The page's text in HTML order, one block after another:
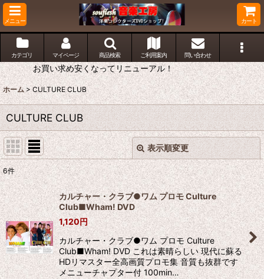
メニュー カート
カテゴリ マイページ 商品検索 ご利用案内 問い合わせ
お買い求め安くなってリニューアル！
ホーム > CULTURE CLUB
CULTURE CLUB
表示順変更
表示数:
並び順:
絞り込む
閉じる
6件
カルチャー・クラブ●ワム プロモ Culture
Club■Wham! DVD
1,120円
カルチャー・クラブ●ワム プロモ Culture
Club■Wham! DVD これは素晴らしい 現代に蘇る
HDリマスター全高画質プロモ集 音質も抜群です
メニューチャプター付 100min…